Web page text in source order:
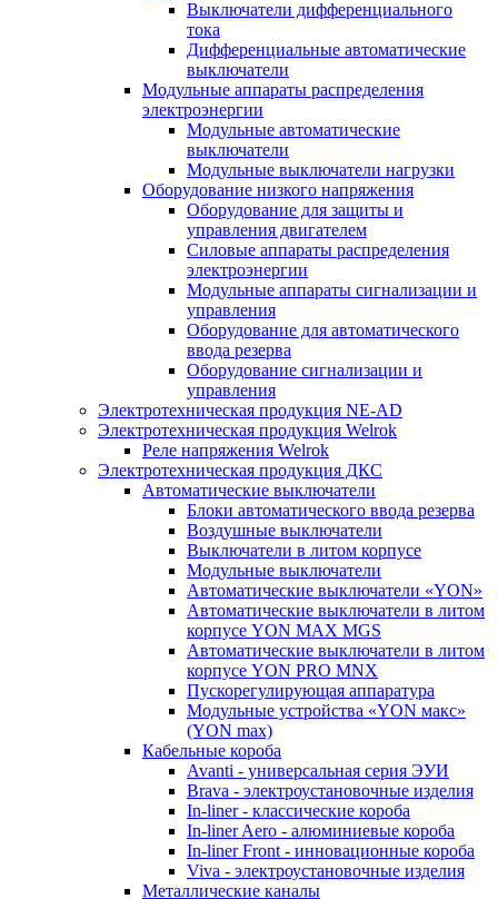
Выключатели дифференциального
тока
Дифференциальные автоматические
выключатели
Модульные аппараты распределения
электроэнергии
Модульные автоматические
выключатели
Модульные выключатели нагрузки
Оборудование низкого напряжения
Оборудование для защиты и
управления двигателем
Силовые аппараты распределения
электроэнергии
Модульные аппараты сигнализации и
управления
Оборудование для автоматического
ввода резерва
Оборудование сигнализации и
управления
Электротехническая продукция NE-AD
Электротехническая продукция Welrok
Реле напряжения Welrok
Электротехническая продукция ДКС
Автоматические выключатели
Блоки автоматического ввода резерва
Воздушные выключатели
Выключатели в литом корпусе
Модульные выключатели
Автоматические выключатели «YON»
Автоматические выключатели в литом
корпусе YON MAX MGS
Автоматические выключатели в литом
корпусе YON PRO MNX
Пускорегулирующая аппаратура
Модульные устройства «YON макс»
(YON max)
Кабельные короба
Avanti - универсальная серия ЭУИ
Brava - электроустановочные изделия
In-liner - классические короба
In-liner Aero - алюминиевые короба
In-liner Front - инновационные короба
Viva - электроустановочные изделия
Металлические каналы